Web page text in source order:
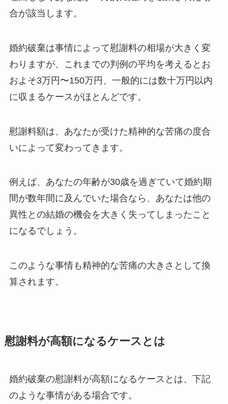
合が該当します。
婚約破棄は事情によって慰謝料の相場が大きく変
わりますが、これまでの判例の平均を考えるとお
およそ3万円〜150万円、一般的には数十万円以内
に収まるケースがほとんどです。
慰謝料額は、あなたが受けた精神的な苦痛の度合
いによって変わってきます。
例えば、あなたの年齢が30歳を過ぎていて婚約期
間が数年間に及んでいた場合なら、あなたは他の
異性との結婚の機会を大きく失ってしまったこと
になるでしょう。
このような事情も精神的な苦痛の大きさとして換
算されます。
慰謝料が高額になるケースとは
婚約破棄の慰謝料が高額になるケースとは、下記
のような事情がある場合です。